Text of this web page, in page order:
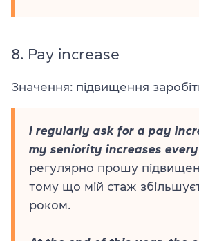
8. Pay increase
Значення: підвищення
I regularly ask for a pay
my seniority increases
регулярно прошу
тому що мій стаж
роком.